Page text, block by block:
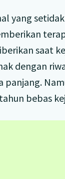
yang
saat
dengan
bebas